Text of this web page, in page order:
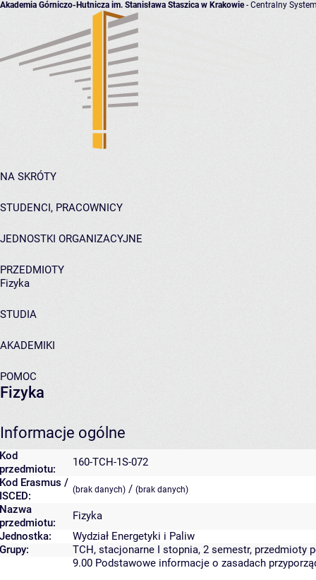
Akademia Górniczo-Hutnicza im. Stanisława Staszica w Krakowie- Centralny
NA SKRÓTY
STUDENCI, PRACOWNICY
JEDNOSTKI ORGANIZACYJNE
PRZEDMIOTY
Fizyka
STUDIA
AKADEMIKI
POMOC
Fizyka
Informacje ogólne
Kod
przedmiotu:
160-TCH-1S-072
Kod Erasmus /
ISCED:
(brak danych) / (brak danych)
Nazwa
przedmiotu:
Fizyka
Jednostka:
Wydział Energetyki i Paliw
Grupy:
TCH, stacjonarne I stopnia, 2 semestr, przedmioty
9.00 Podstawowe informacje o zasadach